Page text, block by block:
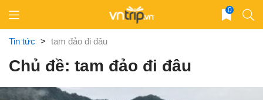
content
0
Tin tức > tam đảo đi đâu
Chủ đề: tam đảo đi đâu